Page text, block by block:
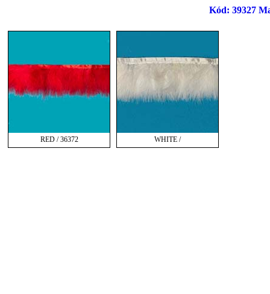
Kód: 39327
RED / 36372 WHITE /